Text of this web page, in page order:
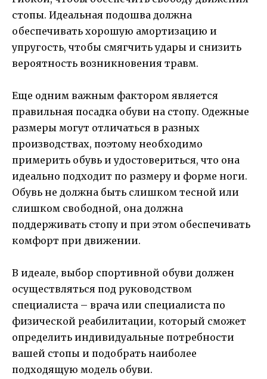
стопы. Идеальная подошва должна
обеспечивать хорошую амортизацию и
упругость, чтобы смягчить удары и снизить
вероятность возникновения травм.
Еще одним важным фактором является
правильная посадка обуви на стопу. Одежные
размеры могут отличаться в разных
производствах, поэтому необходимо
примерить обувь и удостовериться, что она
идеально подходит по размеру и форме ноги.
Обувь не должна быть слишком тесной или
слишком свободной, она должна
поддерживать стопу и при этом обеспечивать
комфорт при движении.
В идеале, выбор спортивной обуви должен
осуществляться под руководством
специалиста – врача или специалиста по
физической реабилитации, который сможет
определить индивидуальные потребности
вашей стопы и подобрать наиболее
подходящую модель обуви.